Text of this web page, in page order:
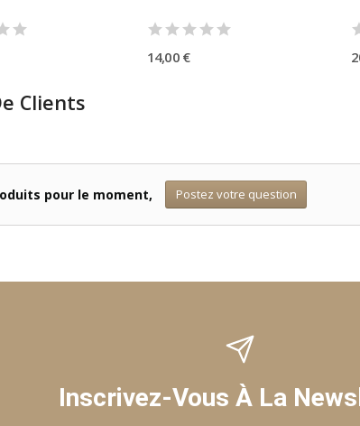
14,00 €
Clients
pour le moment, Postez votre question
Inscrivez-Vous À La